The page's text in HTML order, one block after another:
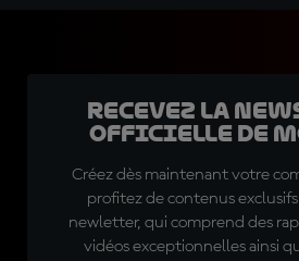
Recevez la
officielle de
Créez dès maintenant votre
profitez de contenus
newletter, qui comprend des
vidéos exceptionnelles ainsi